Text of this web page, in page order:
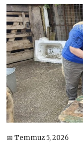
📅 Temmuz 5, 2026